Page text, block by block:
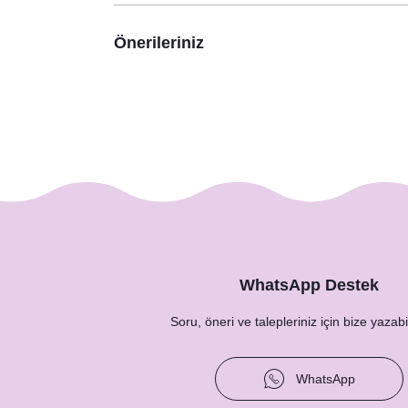
Önerileriniz
WhatsApp Destek
Soru, öneri ve talepleriniz için bize
WhatsApp